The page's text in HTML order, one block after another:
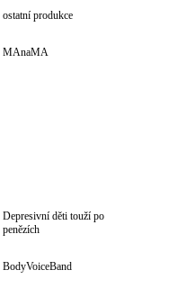
ostatní produkce
MAnaMA
Depresivní děti touží po
penězích
BodyVoiceBand